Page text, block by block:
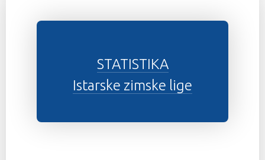
STATISTIKA
Istarske zimske lige